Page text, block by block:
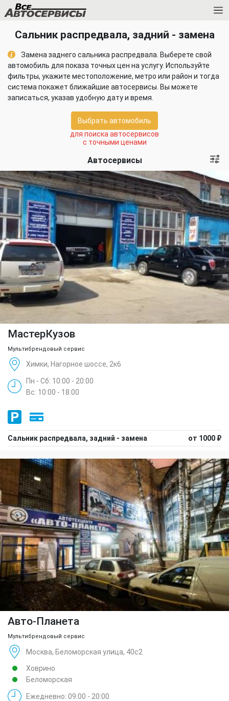
Сальник распредвала, задний - замена
Замена заднего сальника распредвала. Выберете свой
автомобиль для показа точных цен на услугу. Используйте
фильтры, укажите местоположение, метро или район и тогда
система покажет ближайшие автосервисы. Вы можете
записаться, указав удобную дату и время.
Выбрать автомобиль
для поиска автосервисов
с точными ценами
Автосервисы
МастерКузов
Мультибрендовый сервис
Химки, Нагорное шоссе, 2к6
Пн - Сб: 10:00 - 20:00
Вс: 10:00 - 18:00
Сальник распредвала, задний - замена от 1000 ₽
Авто-Планета
Мультибрендовый сервис
Москва, Беломорская улица, 40с2
Ховрино
Беломорская
Ежедневно: 09:00 - 20:00